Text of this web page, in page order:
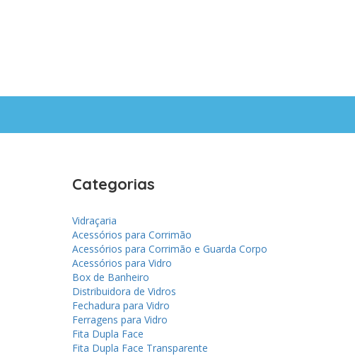
Categorias
Vidraçaria
Acessórios para Corrimão
Acessórios para Corrimão e Guarda Corpo
Acessórios para Vidro
Box de Banheiro
Distribuidora de Vidros
Fechadura para Vidro
Ferragens para Vidro
Fita Dupla Face
Fita Dupla Face Transparente